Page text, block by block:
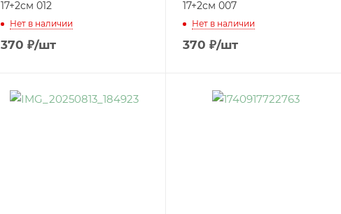
17+2см 012
Нет в наличии
370 ₽/шт
17+2см 007
Нет в наличии
370 ₽/шт